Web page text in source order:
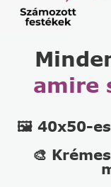
amire
🖼️ 40x50-
🎨